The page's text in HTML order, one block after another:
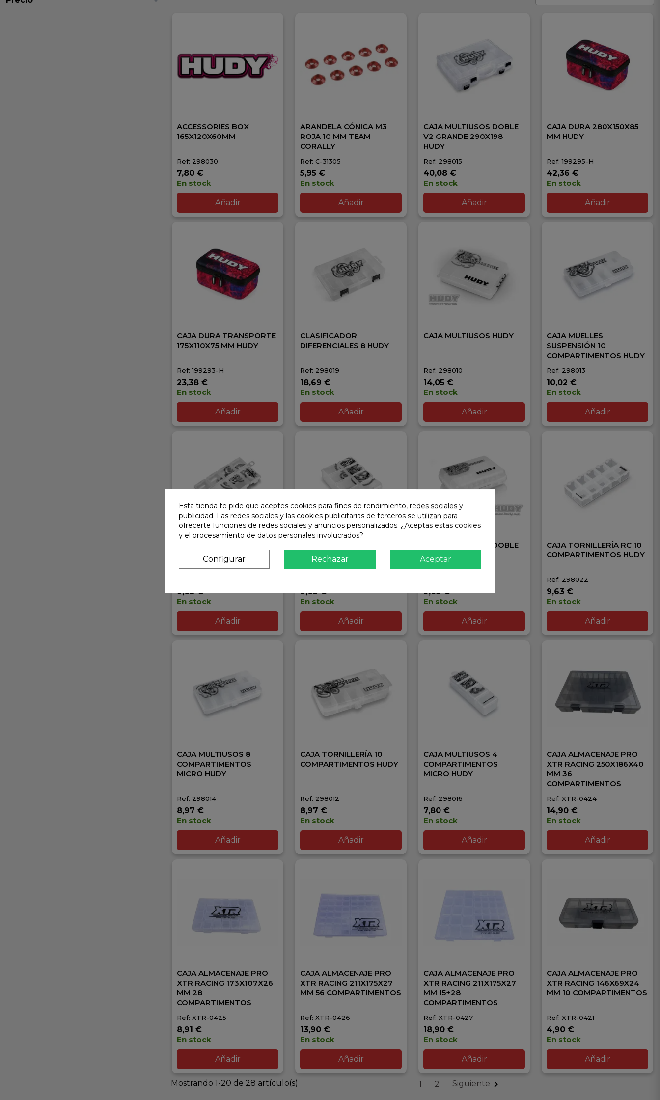
ACCESSORIES BOX
165X120X60MM
Ref: 298030
7,80 €
En stock
Añadir
ARANDELA CÓNICA M3
ROJA 10 MM TEAM
CORALLY
Ref: C-31305
5,95 €
En stock
Añadir
CAJA MULTIUSOS DOBLE
V2 GRANDE 290X198
HUDY
Ref: 298015
40,08 €
En stock
Añadir
CAJA DURA 280X150X85
MM HUDY
Ref: 199295-H
42,36 €
En stock
Añadir
CAJA DURA TRANSPORTE
175X110X75 MM HUDY
Ref: 199293-H
23,38 €
En stock
Añadir
CLASIFICADOR
DIFERENCIALES 8 HUDY
Ref: 298019
18,69 €
En stock
Añadir
CAJA MULTIUSOS HUDY
Ref: 298010
14,05 €
En stock
Añadir
CAJA MUELLES
SUSPENSIÓN 10
COMPARTIMENTOS HUDY
Ref: 298013
10,02 €
En stock
Añadir
COMPARTIMENTOS HUDY
9,63 €
En stock
Añadir
COMPARTIMENTOS
MICRO HUDY
9,63 €
En stock
Añadir
CAJA MULTIUSOS DOBLE
V2 MINI HUDY
9,63 €
En stock
Añadir
CAJA TORNILLERÍA RC 10
COMPARTIMENTOS HUDY
Ref: 298022
9,63 €
En stock
Añadir
CAJA MULTIUSOS 8
COMPARTIMENTOS
MICRO HUDY
Ref: 298014
8,97 €
En stock
Añadir
CAJA TORNILLERÍA 10
COMPARTIMENTOS HUDY
Ref: 298012
8,97 €
En stock
Añadir
CAJA MULTIUSOS 4
COMPARTIMENTOS
MICRO HUDY
Ref: 298016
7,80 €
En stock
Añadir
CAJA ALMACENAJE PRO
XTR RACING 250X186X40
MM 36
COMPARTIMENTOS
Ref: XTR-0424
14,90 €
En stock
Añadir
CAJA ALMACENAJE PRO
XTR RACING 173X107X26
MM 28
COMPARTIMENTOS
Ref: XTR-0425
8,91 €
En stock
Añadir
CAJA ALMACENAJE PRO
XTR RACING 211X175X27
MM 56 COMPARTIMENTOS
Ref: XTR-0426
13,90 €
En stock
Añadir
CAJA ALMACENAJE PRO
XTR RACING 211X175X27
MM 15+28
COMPARTIMENTOS
Ref: XTR-0427
18,90 €
En stock
Añadir
CAJA ALMACENAJE PRO
XTR RACING 146X69X24
MM 10 COMPARTIMENTOS
Ref: XTR-0421
4,90 €
En stock
Añadir
Mostrando 1-20 de 28 artículo(s) 1 2 Siguiente 
Esta tienda te pide que aceptes cookies para fines de rendimiento, redes sociales y
publicidad. Las redes sociales y las cookies publicitarias de terceros se utilizan para
ofrecerte funciones de redes sociales y anuncios personalizados. ¿Aceptas estas cookies
y el procesamiento de datos personales involucrados?
Configurar Rechazar Aceptar